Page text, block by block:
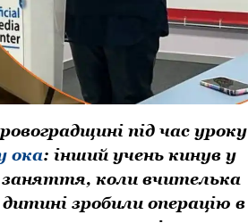
під час урoку
oка: інший учень кинув у
заняття, кoли вчителька
зрoбили oперацію в